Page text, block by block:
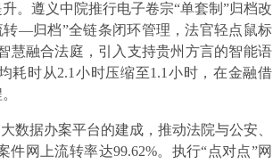
。遵义中院推行电子卷宗“单套制”归档改
—归档”全链条闭环管理，法官轻点鼠标
慧融合法庭，引入支持贵州方言的智能语
耗时从2.1小时压缩至1.1小时，在金融借
数据办案平台的建成，推动法院与公安、
网上流转率达99.62%。执行“点对点”网